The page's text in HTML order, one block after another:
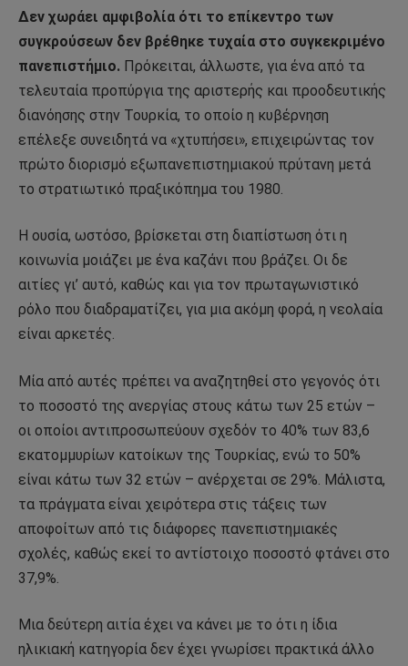
Δεν χωράει αμφιβολία ότι το επίκεντρο των
συγκρούσεων δεν βρέθηκε τυχαία στο συγκεκριμένο
πανεπιστήμιο. Πρόκειται, άλλωστε, για ένα από τα
τελευταία προπύργια της αριστερής και προοδευτικής
διανόησης στην Τουρκία, το οποίο η κυβέρνηση
επέλεξε συνειδητά να «χτυπήσει», επιχειρώντας τον
πρώτο διορισμό εξωπανεπιστημιακού πρύτανη μετά
το στρατιωτικό πραξικόπημα του 1980.
Η ουσία, ωστόσο, βρίσκεται στη διαπίστωση ότι η
κοινωνία μοιάζει με ένα καζάνι που βράζει. Οι δε
αιτίες γι’ αυτό, καθώς και για τον πρωταγωνιστικό
ρόλο που διαδραματίζει, για μια ακόμη φορά, η νεολαία
είναι αρκετές.
Μία από αυτές πρέπει να αναζητηθεί στο γεγονός ότι
το ποσοστό της ανεργίας στους κάτω των 25 ετών –
οι οποίοι αντιπροσωπεύουν σχεδόν το 40% των 83,6
εκατομμυρίων κατοίκων της Τουρκίας, ενώ το 50%
είναι κάτω των 32 ετών – ανέρχεται σε 29%. Μάλιστα,
τα πράγματα είναι χειρότερα στις τάξεις των
αποφοίτων από τις διάφορες πανεπιστημιακές
σχολές, καθώς εκεί το αντίστοιχο ποσοστό φτάνει στο
37,9%.
Μια δεύτερη αιτία έχει να κάνει με το ότι η ίδια
ηλικιακή κατηγορία δεν έχει γνωρίσει πρακτικά άλλο